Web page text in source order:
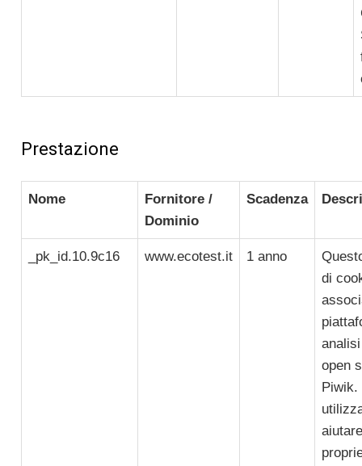
Prestazione
Nome
Fornitore /
Dominio
Scadenza
_pk_id.10.9c16 www.ecotest.it 1 anno
di
open
Piwik.